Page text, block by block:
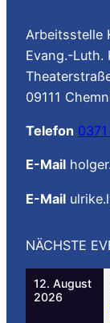
Arbeitsstelle
Evang.-Luth.
09111
Telefon
E-Mail
E-Mail
NÄCHSTE
12. August
2026